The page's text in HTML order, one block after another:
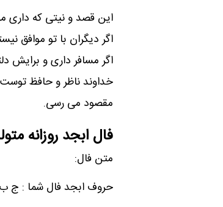
این قصد و نیتی که
اگر دیگران با تو موافق
اگر مسافر داری و برایش
خداوند ناظر و حافظ
مقصود می رسی.
فال ابجد روزانه
متن فال:
حروف ابجد فال شما : ج